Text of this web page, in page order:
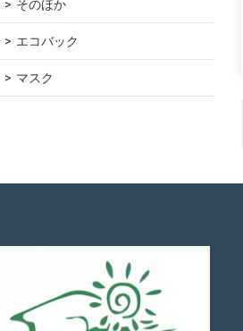
そのほか
エコバック
マスク